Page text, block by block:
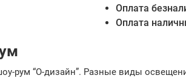
Оплата
Оплата
рум “О-дизайн”. Разные виды